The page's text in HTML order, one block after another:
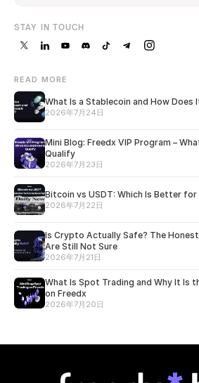
STAY IN TOUCH
READ MORE
What Is a Stablecoin and How Does
2026年7月24日
Mini Blog: Freedx VIP Program –
Qualify
2026年7月23日
Bitcoin vs USDT: Which Is Better for
2026年7月22日
Is Crypto Actually Safe? The
Are Still Not Sure
2026年7月21日
What Is Spot Trading and Why It Is
on Freedx
2026年7月20日